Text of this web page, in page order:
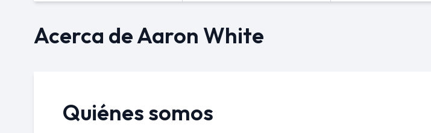
Acerca de Aaron White
Quiénes somos